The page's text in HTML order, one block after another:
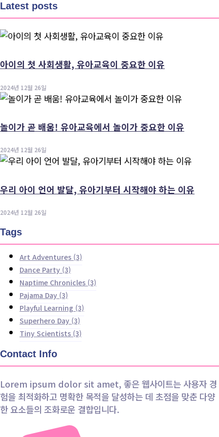
Latest posts
아이의 첫 사회생활, 유아교육이 중요한 이유
2024년 12월 26일
놀이가 곧 배움! 유아교육에서 놀이가 중요한 이유
2024년 12월 26일
우리 아이 언어 발달, 유아기부터 시작해야 하는 이유
2024년 12월 26일
Tags
Art Adventures (3)
Dance Party (3)
Naptime Chronicles (3)
Pajama Day (3)
Playful Learning (3)
Superhero Day (3)
Tiny Scientists (3)
Contact Info
Lorem ipsum dolor sit amet, 좋은 웹사이트는 사용자 경
험을 최적화하고 명확한 목적을 달성하는 데 초점을 맞춘 다양
한 요소들의 조화로운 결합입니다.